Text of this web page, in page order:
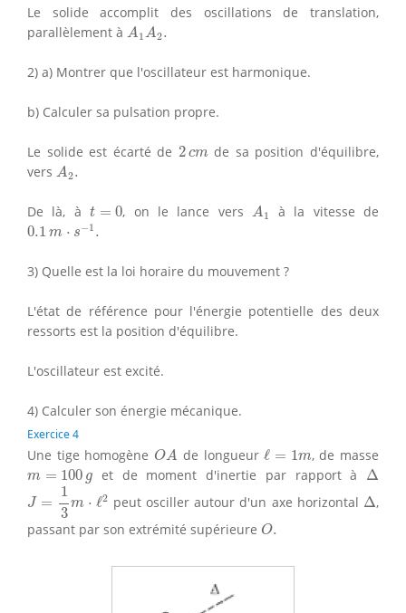
Le solide accomplit des oscillations de translation,
parallèlement à A1A2.
A1 A
2) a) Montrer que l'oscillateur est harmonique.
b) Calculer sa pulsation propre.
Le solide est écarté de 2cm
2cmde sa position d'équilibre,
vers A2.
A
De là, à t = 0
t=0 , on le lance vers A1
A à la vitesse de
0.1 m ⋅ s−1 .
0.1 m s−1
3) Quelle est la loi horaire du mouvement ?
L'état de référence pour l'énergie potentielle des deux
ressorts est la position d'équilibre.
L'oscillateur est excité.
4) Calculer son énergie mécanique.
Exercice 4
Une tige homogène OA
O A de longueurℓ = 1m
ℓ m , de masse
m = 100 g
m =100g et de moment d'inertie par rapport à Δ
Δ
J =
1
3
m ⋅ ℓ2
J= m⋅ℓ2
peut osciller autour d'un axe horizontal Δ
Δ ,
passant par son extrémité supérieure O.
O